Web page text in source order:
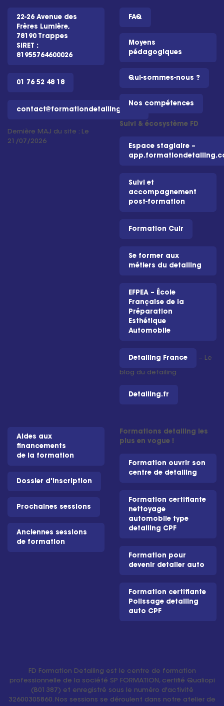
22-26 Avenue des
Frères Lumière,
78190 Trappes
SIRET :
81955764600026
01 76 52 48 18
contact@formationdetailing.com
Dernière MAJ du site : Le
21/07/2026
FAQ
Moyens
pédagogiques
Qui-sommes-nous ?
Nos compétences
Suivi & écosystème FD
Espace stagiaire –
Suivi et
accompagnement
post-formation
Formation Cuir
Se former aux
métiers du detailing
EFPEA – École
Française de la
Préparation
Esthétique
Automobile
Detailing France – Le
blog du detailing
Detailing.fr
Aides aux
financements
de la formation
Dossier d'inscription
Prochaines sessions
Anciennes sessions
de formation
Formations detailing les
plus en vogue !
Formation ouvrir son
centre de detailing
Formation certifiante
nettoyage
automobile type
detailing CPF
Formation pour
devenir detailer auto
Formation certifiante
Polissage detailing
auto CPF
FD Formation Detailing est le centre de formation
professionnelle de la société SP FORMATION, certifié Qualiopi
(B01387) et enregistré sous le numéro d'activité
32600305860. Nos sessions se déroulent dans notre atelier de